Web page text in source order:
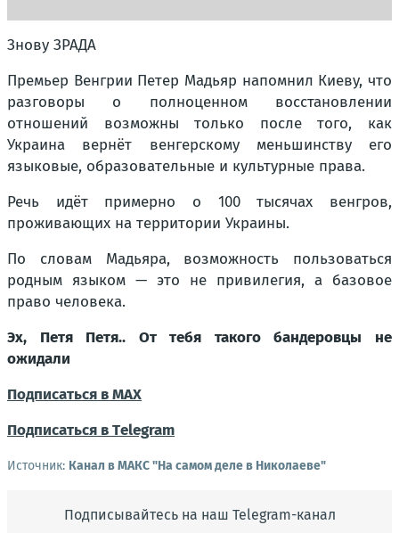
Знову ЗРАДА
Премьер Венгрии Петер Мадьяр напомнил Киеву, что
разговоры о полноценном восстановлении
отношений возможны только после того, как
Украина вернёт венгерскому меньшинству его
языковые, образовательные и культурные права.
Речь идёт примерно о 100 тысячах венгров,
проживающих на территории Украины.
По словам Мадьяра, возможность пользоваться
родным языком — это не привилегия, а базовое
право человека.
Эх, Петя Петя.. От тебя такого бандеровцы не
ожидали
Подписаться в МАХ
Подписаться в Тelegram
Источник: Канал в МАКС "На самом деле в Николаеве"
Подписывайтесь на наш Telegram-канал